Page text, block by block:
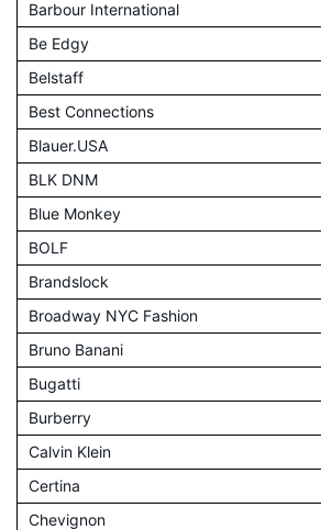
Barbour International
Be Edgy
Belstaff
Best Connections
Blauer.USA
BLK DNM
Blue Monkey
BOLF
Brandslock
Broadway NYC Fashion
Bruno Banani
Bugatti
Burberry
Calvin Klein
Certina
Chevignon